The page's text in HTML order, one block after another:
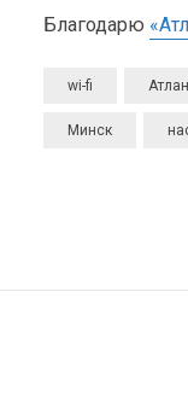
Благодарю
wi-fi
Минск